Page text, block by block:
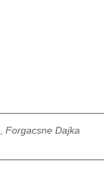
Forgacsne Dajka